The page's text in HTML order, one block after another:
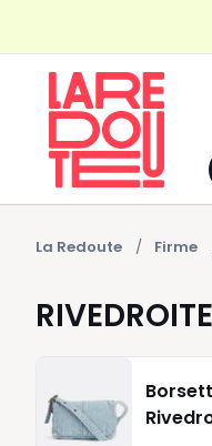
La Redoute Firme
RIVEDROITE